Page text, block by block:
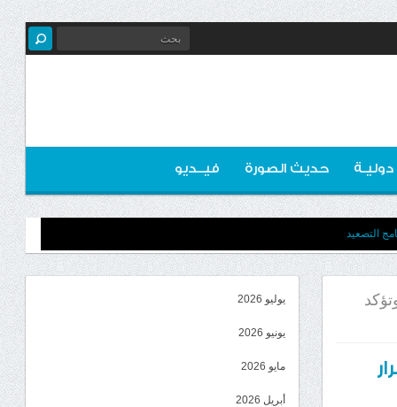
دوليـة حديث الصورة فيــديو
التصعيد
يوليو 2026
يونيو 2026
مايو 2026
أبريل 2026